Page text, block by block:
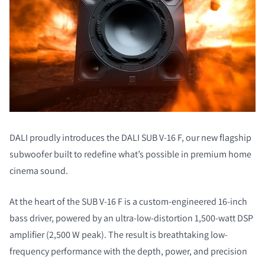
DALI proudly introduces the DALI SUB V-16 F, our new flagship
subwoofer built to redefine what’s possible in premium home
cinema sound.
At the heart of the SUB V-16 F is a custom-engineered 16-inch
bass driver, powered by an ultra-low-distortion 1,500-watt DSP
amplifier (2,500 W peak). The result is breathtaking low-
frequency performance with the depth, power, and precision